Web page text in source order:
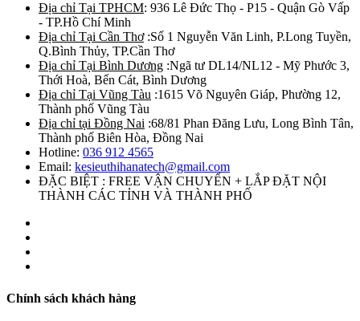
Địa chỉ Tại TPHCM: 936 Lê Đức Thọ - P15 - Quận Gò Vấp
- TP.Hồ Chí Minh
Địa chỉ Tại Cần Thơ:Số 1 Nguyễn Văn Linh, P.Long Tuyền,
Q.Bình Thủy, TP.Cần Thơ
Địa chỉ Tại Bình Dương :Ngã tư DL14/NL12 - Mỹ Phước 3,
Thới Hoà, Bến Cát, Bình Dương
Địa chỉ Tại Vũng Tàu :1615 Võ Nguyên Giáp, Phường 12,
Thành phố Vũng Tàu
Địa chỉ tại Đồng Nai :68/81 Phan Đăng Lưu, Long Bình Tân,
Thành phố Biên Hòa, Đồng Nai
Hotline: 036 912 4565
Email: kesieuthihanatech@gmail.com
ĐẶC BIỆT : FREE VẬN CHUYỂN + LẮP ĐẶT NỘI
THÀNH CÁC TỈNH VÀ THÀNH PHỐ
Chính sách khách hàng